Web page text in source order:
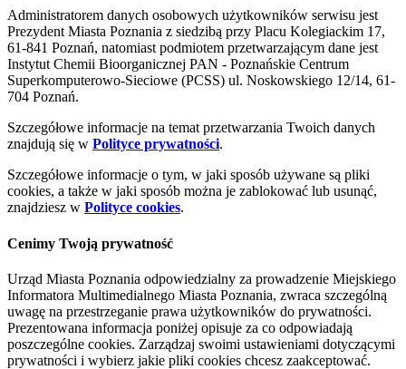
Administratorem danych osobowych użytkowników serwisu jest
Prezydent Miasta Poznania z siedzibą przy Placu Kolegiackim 17,
61-841 Poznań, natomiast podmiotem przetwarzającym dane jest
Instytut Chemii Bioorganicznej PAN - Poznańskie Centrum
Superkomputerowo-Sieciowe (PCSS) ul. Noskowskiego 12/14, 61-
704 Poznań.
Szczegółowe informacje na temat przetwarzania Twoich danych
znajdują się w Polityce prywatności.
Szczegółowe informacje o tym, w jaki sposób używane są pliki
cookies, a także w jaki sposób można je zablokować lub usunąć,
znajdziesz w Polityce cookies.
Cenimy Twoją prywatność
Urząd Miasta Poznania odpowiedzialny za prowadzenie Miejskiego
Informatora Multimedialnego Miasta Poznania, zwraca szczególną
uwagę na przestrzeganie prawa użytkowników do prywatności.
Prezentowana informacja poniżej opisuje za co odpowiadają
poszczególne cookies. Zarządzaj swoimi ustawieniami dotyczącymi
prywatności i wybierz jakie pliki cookies chcesz zaakceptować.